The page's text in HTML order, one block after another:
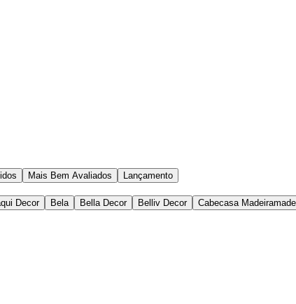
Mais Bem Avaliados Lançamento
Decor Bela Bella Decor Belliv Decor Cabecasa